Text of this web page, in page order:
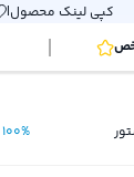
کپی لینک محصول|
100%